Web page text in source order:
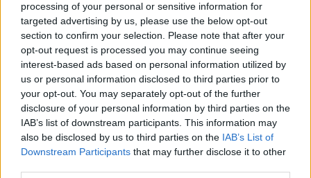
processing of your personal or sensitive information for
targeted advertising by us, please use the below opt-out
section to confirm your selection. Please note that after your
opt-out request is processed you may continue seeing
interest-based ads based on personal information utilized by
us or personal information disclosed to third parties prior to
your opt-out. You may separately opt-out of the further
disclosure of your personal information by third parties on the
IAB’s list of downstream participants. This information may
also be disclosed by us to third parties on the IAB’s List of
Downstream Participants that may further disclose it to other
Cómo la crisis de refino está afectando los precios de la
gasolina y el diésel
Lucía Herrera · 7 Ago 2026
FINANZAS